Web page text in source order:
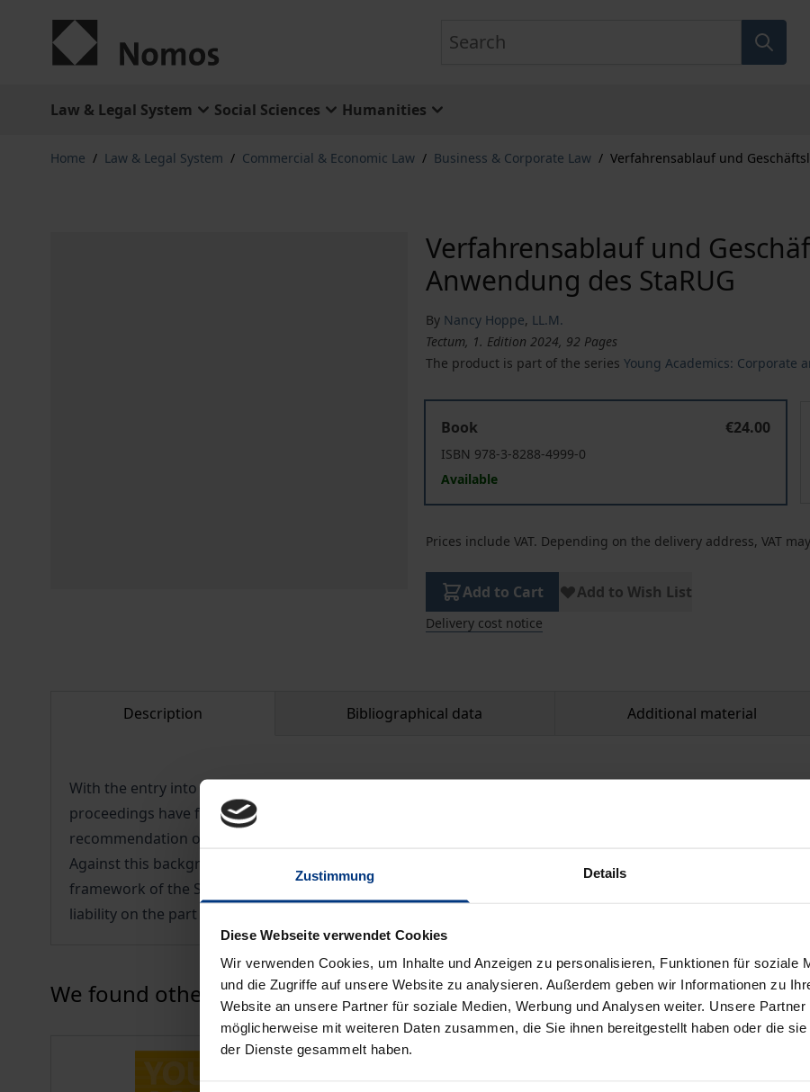
Zustimmung Details
Diese Webseite verwendet Cookies
Wir verwenden Cookies, um Inhalte und Anzeigen zu personalisieren, Funktionen für soziale
und die Zugriffe auf unsere Website zu analysieren. Außerdem geben wir Informationen zu
Website an unsere Partner für soziale Medien, Werbung und Analysen weiter. Unsere
möglicherweise mit weiteren Daten zusammen, die Sie ihnen bereitgestellt haben oder die
der Dienste gesammelt haben.
Law & Legal System Social Sciences Humanities
Home / Law & Legal System / Commercial & Economic Law / Business & Corporate Law / Verfahrensablauf und
Verfahrensablauf und
Anwendung des StaRUG
By Nancy Hoppe, LL.M.
Tectum, 1. Edition 2024, 92 Pages
The product is part of the seriesYoung Academics: Corporate
Book
€24.00
ISBN 978-3-8288-4999-0
Available
Prices include VAT. Depending on the delivery address, VAT
Add to Cart Add to Wish List
Delivery cost notice
Description Bibliographical data Additional material
With the entry into force of StaRUG and its core element, the restructuring plan, instruments for the
proceedings have for the first time been standardised by law. Due to this novelty, but also due to a
recommendation of the Legal Committee of the German Bundestag, there is a need for clarification in
Against this background, this volume deals with the sustainable success of a reorganisation and the
framework of the StaRUG. It also answers the question of whether the use of the new reorganisation and
liability on the part of company directors.
Press to skip carousel
We found other products you might like!